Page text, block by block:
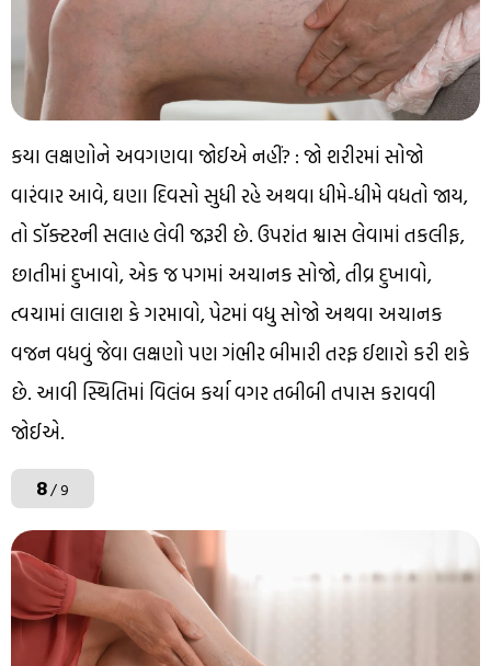
કયા લક્ષણોને અવગણવા જોઈએ નહીં? : જો શરીરમાં સોજો
વારંવાર આવે, ઘણા દિવસો સુધી રહે અથવા ધીમે-ધીમે વધતો જાય,
તો ડૉક્ટરની સલાહ લેવી જરૂરી છે. ઉપરાંત શ્વાસ લેવામાં તકલીફ,
છાતીમાં દુખાવો, એક જ પગમાં અચાનક સોજો, તીવ્ર દુખાવો,
ત્વચામાં લાલાશ કે ગરમાવો, પેટમાં વધુ સોજો અથવા અચાનક
વજન વધવું જેવા લક્ષણો પણ ગંભીર બીમારી તરફ ઈશારો કરી શકે
છે. આવી સ્થિતિમાં વિલંબ કર્યા વગર તબીબી તપાસ કરાવવી
જોઈએ.
8/ 9